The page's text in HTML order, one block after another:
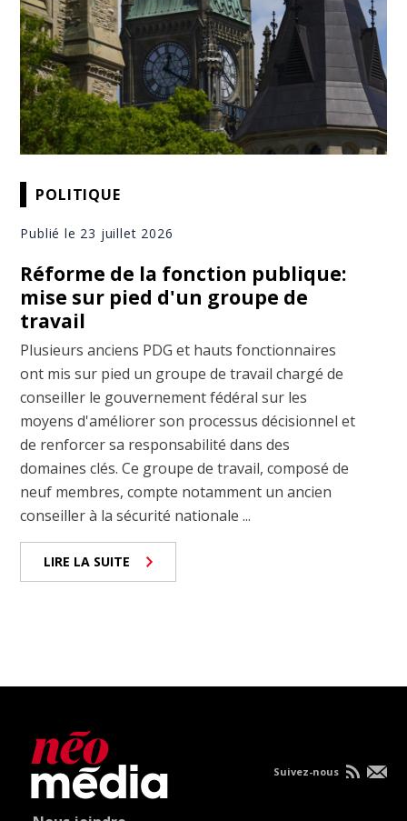
POLITIQUE
Publié le 23 juillet 2026
Réforme de la fonction publique:
mise sur pied d'un groupe de
travail
Plusieurs anciens PDG et hauts fonctionnaires
ont mis sur pied un groupe de travail chargé de
conseiller le gouvernement fédéral sur les
moyens d'améliorer son processus décisionnel et
de renforcer sa responsabilité dans des
domaines clés. Ce groupe de travail, composé de
neuf membres, compte notamment un ancien
conseiller à la sécurité nationale ...
LIRE LA SUITE
Suivez-nous